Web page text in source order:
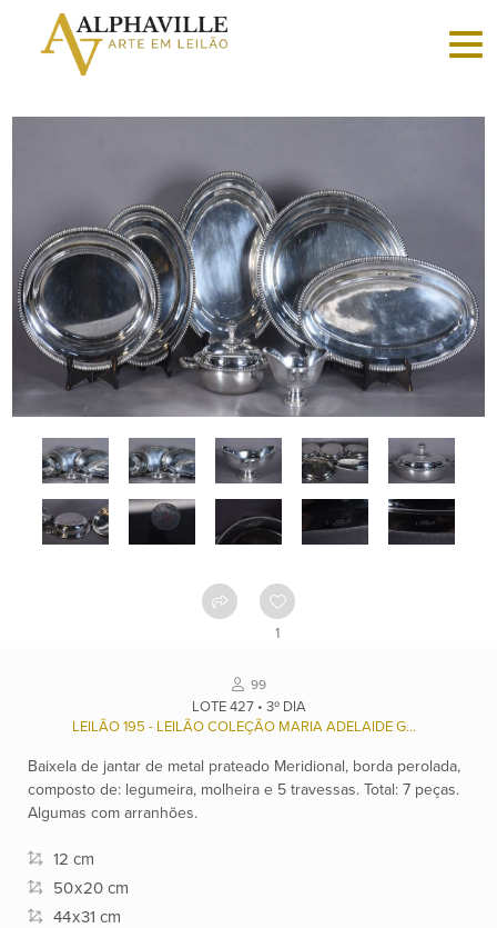
Criar
Faça
login
Home
Vender
Sobre
Como
funciona
Contato
catálogo
Leilões
1
99
LOTE 427 • 3º DIA
LEILÃO 195 - LEILÃO COLEÇÃO MARIA ADELAIDE GONÇALVES (1947/2021), E OUTROS.
Baixela de jantar de metal prateado Meridional, borda perolada,
composto de: legumeira, molheira e 5 travessas. Total: 7 peças.
Algumas com arranhões.
12 cm
50x20 cm
44x31 cm